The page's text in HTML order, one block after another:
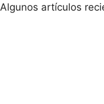
Algunos artículos